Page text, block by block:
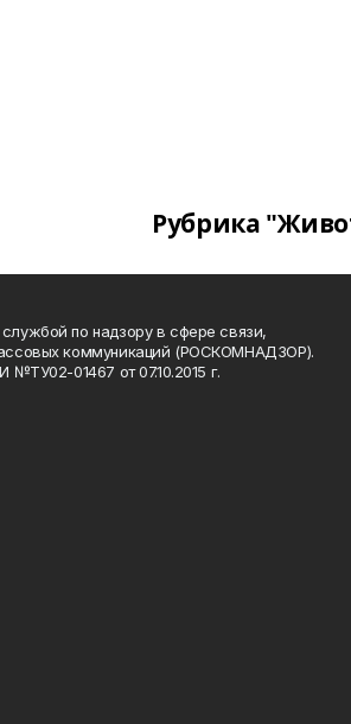
Рубрика
по надзору в сфере связи,
коммуникаций (РОСКОМНАДЗОР).
№ТУ02-01467 от 07.10.2015 г.